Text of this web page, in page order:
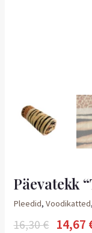
Päevatekk
Pleedid,Voodikatted
16,30€ 14,67